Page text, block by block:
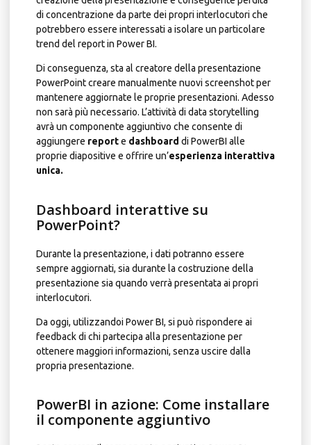
di concentrazione da parte dei propri interlocutori che
potrebbero essere interessati a isolare un particolare
trend del report in Power BI.
Di conseguenza, sta al creatore della presentazione
PowerPoint creare manualmente nuovi screenshot per
mantenere aggiornate le proprie presentazioni. Adesso
non sarà più necessario. L’attività di data storytelling
avrà un componente aggiuntivo che consente di
aggiungere reporte dashboard di PowerBI alle
proprie diapositive e offrire un’esperienza interattiva
unica.
Dashboard interattive su
PowerPoint?
Durante la presentazione, i dati potranno essere
sempre aggiornati, sia durante la costruzione della
presentazione sia quando verrà presentata ai propri
interlocutori.
Da oggi, utilizzandoi Power BI, si può rispondere ai
feedback di chi partecipa alla presentazione per
ottenere maggiori informazioni, senza uscire dalla
propria presentazione.
PowerBI in azione: Come installare
il componente aggiuntivo